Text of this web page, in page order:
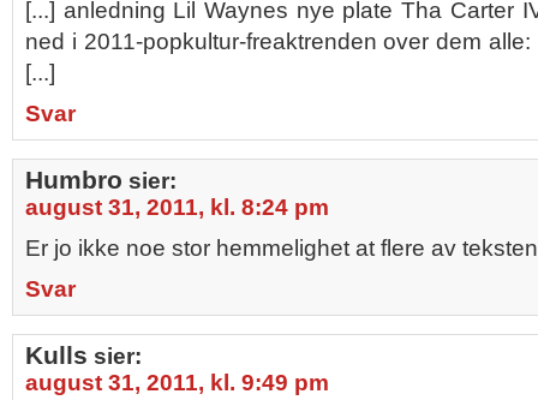
[...] anledning Lil Waynes nye plate Tha Carter
ned i 2011-popkultur-freaktrenden over dem
[...]
Svar
Humbro sier:
august 31, 2011, kl. 8:24 pm
Er jo ikke noe stor hemmelighet at flere av
Svar
Kulls sier:
august 31, 2011, kl. 9:49 pm